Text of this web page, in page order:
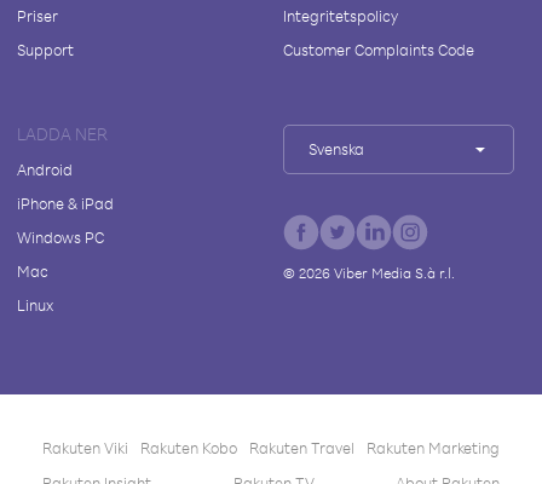
Priser
Support
Integritetspolicy
Customer Complaints Code
LADDA NER
Android
iPhone & iPad
Windows PC
Mac
Linux
Svenska
© 2026Viber Media S.à r.l.
Rakuten Viki Rakuten Kobo Rakuten Travel
Rakuten Marketing